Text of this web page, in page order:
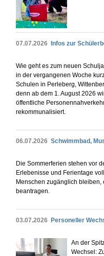
07.07.2026 Infos zur
Wie geht es zum neuen
in der vergangenen Woche
Schulen in Perleberg,
denn ab dem 1. August 2026
öffentliche
rekommunalisiert.
06.07.2026 Schwimmbad,
Die Sommerferien stehen vor
Erlebenisse und Ferientage
Menschen zugänglich
beantragen.
03.07.2026 Personeller
An der
Wechsel: